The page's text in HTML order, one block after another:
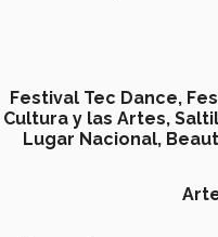
Festival Tec Dance,
Cultura y las Artes,
Lugar Nacional,